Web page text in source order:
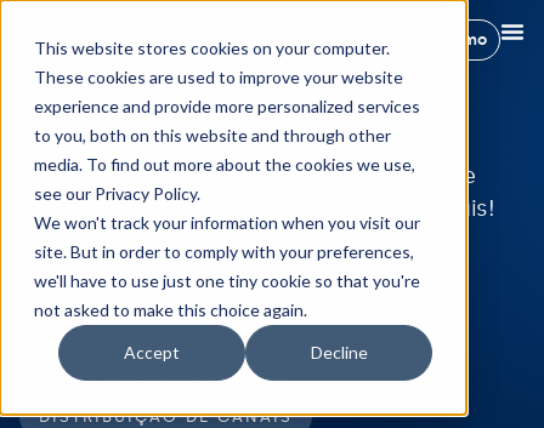
This website stores cookies on your computer.
These cookies are used to improve your website
experience and provide more personalized services
to you, both on this website and through other
media. To find out more about the cookies we use,
see our Privacy Policy.
We won't track your information when you visit our
site. But in order to comply with your preferences,
we'll have to use just one tiny cookie so that you're
not asked to make this choice again.
Accept Decline
Reserva demo
Blog
Análise especialista, atualizações de
produtos, dicas exclusivas e muito mais!
TODAS AS PUBLICAÇÕES
GESTÃO DE PROPRIEDADES
ATUALIZAÇÕES DE PRODUTO
DICAS DE ESPECIALISTAS
DISTRIBUIÇÃO DE CANAIS